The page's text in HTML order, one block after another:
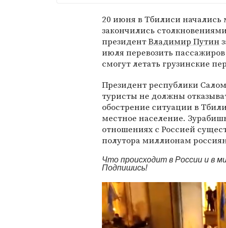
20 июня в Тбилиси
закончились
президентВладимир Путин
июля перевозить
смогут летать грузинские
Президент республики
туристы не должны
обострение ситуации в
местное население.
отношениях с Россией
полутора миллионам
Что происходит в России и в
Подпишись!